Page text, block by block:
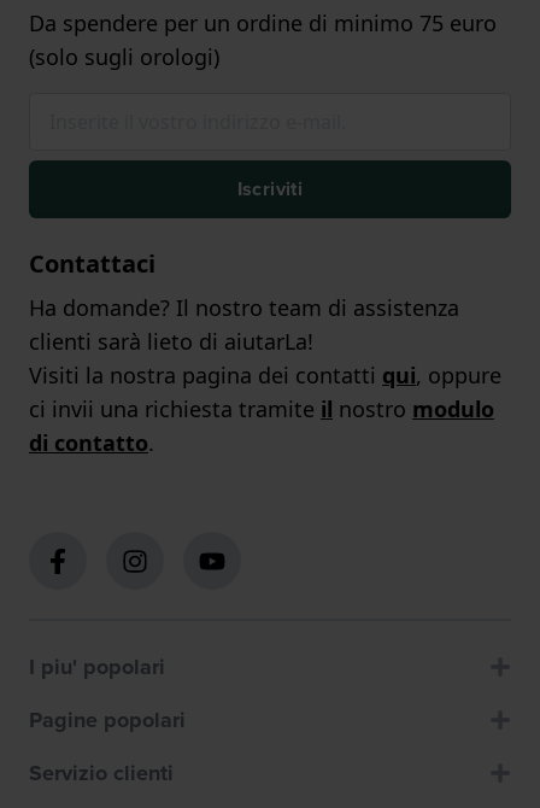
Da spendere per un ordine di minimo 75 euro
(solo sugli orologi)
Iscriviti
Contattaci
Ha domande? Il nostro team di assistenza
clienti sarà lieto di aiutarLa!
Visiti la nostra pagina dei contatti qui, oppure
ci invii una richiesta tramite il nostro modulo
di contatto.
I piu' popolari
Pagine popolari
Servizio clienti